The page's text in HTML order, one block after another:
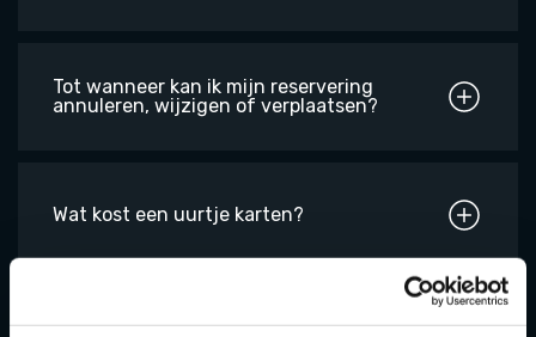
Tot wanneer kan ik mijn reservering
annuleren, wijzigen of verplaatsen?
Wat kost een uurtje karten?
Welke mogelijkheden zijn er voor